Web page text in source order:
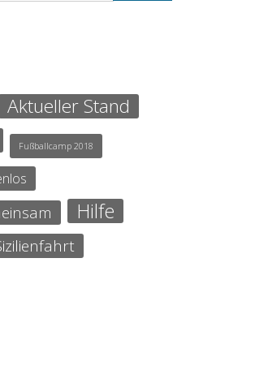
Aktueller Stand
Fußballcamp 2018
Hilfe